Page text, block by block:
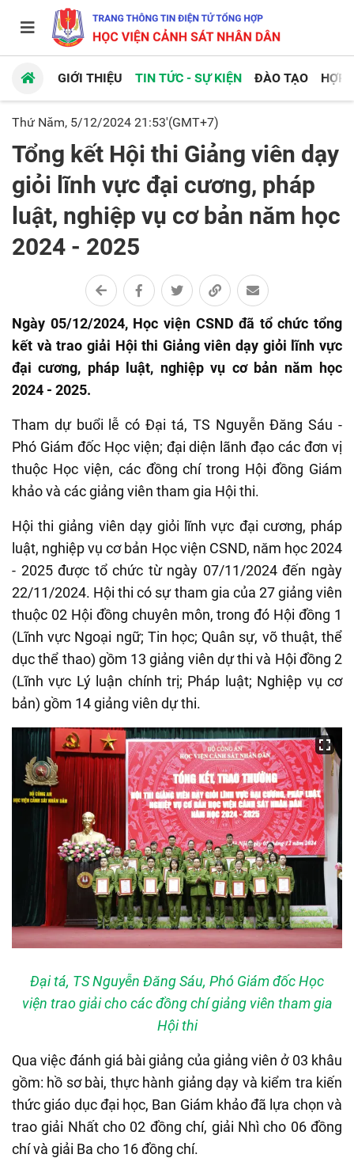
GIỚI THIỆU TIN TỨC - SỰ KIỆN ĐÀO TẠO HỢP
Thứ Năm, 5/12/2024 21:53'(GMT+7)
Tổng kết Hội thi Giảng viên dạy
giỏi lĩnh vực đại cương, pháp
luật, nghiệp vụ cơ bản năm học
2024 - 2025
Ngày 05/12/2024, Học viện CSND đã tổ chức tổng
kết và trao giải Hội thi Giảng viên dạy giỏi lĩnh vực
đại cương, pháp luật, nghiệp vụ cơ bản năm học
2024 - 2025.
Tham dự buổi lễ có Đại tá, TS Nguyễn Đăng Sáu -
Phó Giám đốc Học viện; đại diện lãnh đạo các đơn vị
thuộc Học viện, các đồng chí trong Hội đồng Giám
khảo và các giảng viên tham gia Hội thi.
Hội thi giảng viên dạy giỏi lĩnh vực đại cương, pháp
luật, nghiệp vụ cơ bản Học viện CSND, năm học 2024
- 2025 được tổ chức từ ngày 07/11/2024 đến ngày
22/11/2024. Hội thi có sự tham gia của 27 giảng viên
thuộc 02 Hội đồng chuyên môn, trong đó Hội đồng 1
(Lĩnh vực Ngoại ngữ; Tin học; Quân sự, võ thuật, thể
dục thể thao) gồm 13 giảng viên dự thi và Hội đồng 2
(Lĩnh vực Lý luận chính trị; Pháp luật; Nghiệp vụ cơ
bản) gồm 14 giảng viên dự thi.
Đại tá, TS Nguyễn Đăng Sáu, Phó Giám đốc Học
viện trao giải cho các đồng chí giảng viên tham gia
Hội thi
Qua việc đánh giá bài giảng của giảng viên ở 03 khâu
gồm: hồ sơ bài, thực hành giảng dạy và kiểm tra kiến
thức giáo dục đại học, Ban Giám khảo đã lựa chọn và
trao giải Nhất cho 02 đồng chí, giải Nhì cho 06 đồng
chí và giải Ba cho 16 đồng chí.